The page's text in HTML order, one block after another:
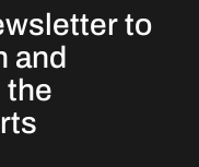
to
and
the